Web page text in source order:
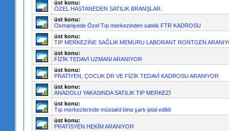
üst konu:
ÖZEL HASTANEDEN SATILIK BRANŞLAR.
üst konu:
Osmaniyede Özel Tıp merkezinden satılık FTR KADROSU
üst konu:
TIP MERKEZİNE SAĞLIK MEMURU LABORANT RONTGEN
üst konu:
FİZİK TEDAVİ UZMANI ARANIYOR
üst konu:
PRATİYEN, ÇOCUK DR VE FİZİK TEDAVİ KADROSU ARANIYOR
üst konu:
ANADOLU YAKASINDA SATILIK TIP MERKEZİ
üst konu:
Tıp merkezlerinde müstakil bina şartı iptal edildi
üst konu:
PRATİSYEN HEKİM ARANIYOR